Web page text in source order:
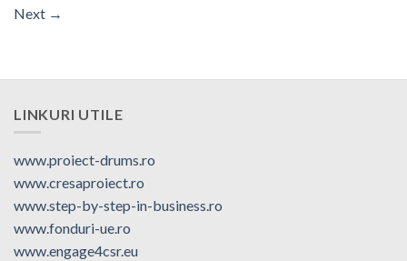
Next →
LINKURI UTILE
www.proiect-drums.ro
www.cresaproiect.ro
www.step-by-step-in-business.ro
www.fonduri-ue.ro
www.engage4csr.eu